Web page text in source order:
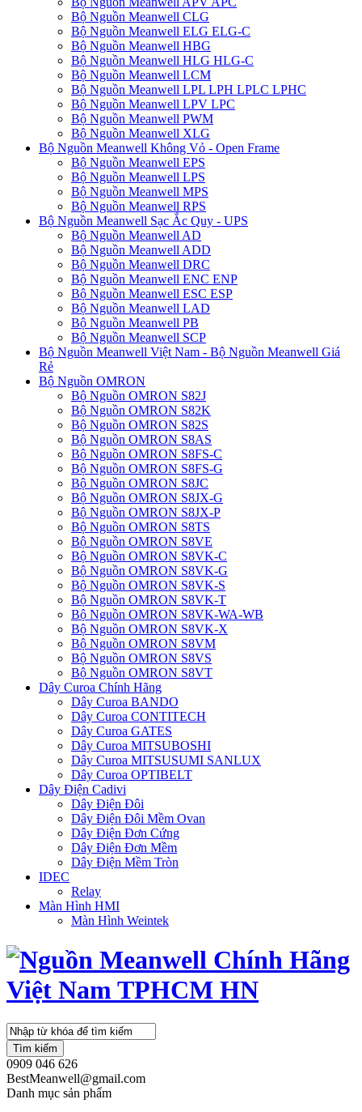
Bộ Nguồn Meanwell CLG
Bộ Nguồn Meanwell ELG ELG-C
Bộ Nguồn Meanwell HBG
Bộ Nguồn Meanwell HLG HLG-C
Bộ Nguồn Meanwell LCM
Bộ Nguồn Meanwell LPL LPH LPLC LPHC
Bộ Nguồn Meanwell LPV LPC
Bộ Nguồn Meanwell PWM
Bộ Nguồn Meanwell XLG
Bộ Nguồn Meanwell Không Vỏ - Open Frame
Bộ Nguồn Meanwell EPS
Bộ Nguồn Meanwell LPS
Bộ Nguồn Meanwell MPS
Bộ Nguồn Meanwell RPS
Bộ Nguồn Meanwell Sạc Ắc Quy - UPS
Bộ Nguồn Meanwell AD
Bộ Nguồn Meanwell ADD
Bộ Nguồn Meanwell DRC
Bộ Nguồn Meanwell ENC ENP
Bộ Nguồn Meanwell ESC ESP
Bộ Nguồn Meanwell LAD
Bộ Nguồn Meanwell PB
Bộ Nguồn Meanwell SCP
Bộ Nguồn Meanwell Việt Nam - Bộ Nguồn Meanwell Giá
Rẻ
Bộ Nguồn OMRON
Bộ Nguồn OMRON S82J
Bộ Nguồn OMRON S82K
Bộ Nguồn OMRON S82S
Bộ Nguồn OMRON S8AS
Bộ Nguồn OMRON S8FS-C
Bộ Nguồn OMRON S8FS-G
Bộ Nguồn OMRON S8JC
Bộ Nguồn OMRON S8JX-G
Bộ Nguồn OMRON S8JX-P
Bộ Nguồn OMRON S8TS
Bộ Nguồn OMRON S8VE
Bộ Nguồn OMRON S8VK-C
Bộ Nguồn OMRON S8VK-G
Bộ Nguồn OMRON S8VK-S
Bộ Nguồn OMRON S8VK-T
Bộ Nguồn OMRON S8VK-WA-WB
Bộ Nguồn OMRON S8VK-X
Bộ Nguồn OMRON S8VM
Bộ Nguồn OMRON S8VS
Bộ Nguồn OMRON S8VT
Dây Curoa Chính Hãng
Dây Curoa BANDO
Dây Curoa CONTITECH
Dây Curoa GATES
Dây Curoa MITSUBOSHI
Dây Curoa MITSUSUMI SANLUX
Dây Curoa OPTIBELT
Dây Điện Cadivi
Dây Điện Đôi
Dây Điện Đôi Mềm Ovan
Dây Điện Đơn Cứng
Dây Điện Đơn Mềm
Dây Điện Mềm Tròn
IDEC
Relay
Màn Hình HMI
Màn Hình Weintek
Tìm kiếm
0909 046 626
BestMeanwell@gmail.com
Danh mục sản phẩm